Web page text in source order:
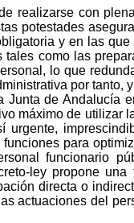
realizarse con
potestades
y en las
tales como las
lo que
por tanto,
Junta de Andalucía
máximo de utilizar
urgente,
para
funcionario
ley propone
directa o
actuaciones del